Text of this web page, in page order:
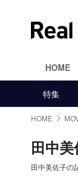
HOME
特集
HOME
田中
田中美佐子の